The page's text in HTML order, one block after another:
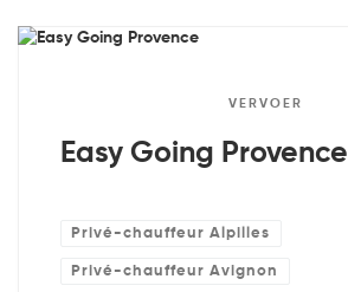
VERVOER
Easy Going Provence
Privé-chauffeur Alpilles
Privé-chauffeur Avignon